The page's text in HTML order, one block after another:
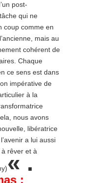
post-
qui ne
coup comme en
mais au
cohérent de
Chaque
ce sens est dans
impérative de
à la
nous avons
libératrice
a lui aussi
rêver et à
« .
: